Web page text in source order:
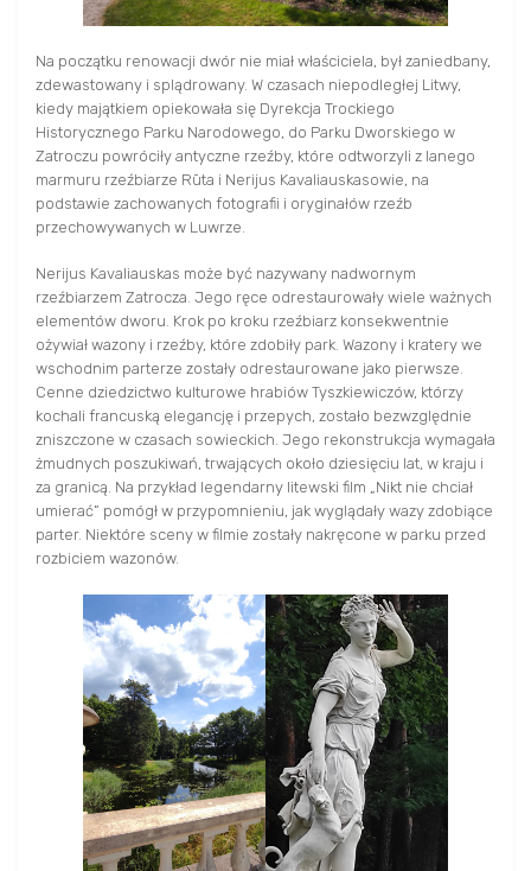
Na początku renowacji dwór nie miał właściciela, był zaniedbany,
zdewastowany i splądrowany. W czasach niepodległej Litwy,
kiedy majątkiem opiekowała się Dyrekcja Trockiego
Historycznego Parku Narodowego, do Parku Dworskiego w
Zatroczu powróciły antyczne rzeźby, które odtworzyli z lanego
marmuru rzeźbiarze Rūta i Nerijus Kavaliauskasowie, na
podstawie zachowanych fotografii i oryginałów rzeźb
przechowywanych w Luwrze.
Nerijus Kavaliauskas może być nazywany nadwornym
rzeźbiarzem Zatrocza. Jego ręce odrestaurowały wiele ważnych
elementów dworu. Krok po kroku rzeźbiarz konsekwentnie
ożywiał wazony i rzeźby, które zdobiły park. Wazony i kratery we
wschodnim parterze zostały odrestaurowane jako pierwsze.
Cenne dziedzictwo kulturowe hrabiów Tyszkiewiczów, którzy
kochali francuską elegancję i przepych, zostało bezwzględnie
zniszczone w czasach sowieckich. Jego rekonstrukcja wymagała
żmudnych poszukiwań, trwających około dziesięciu lat, w kraju i
za granicą. Na przykład legendarny litewski film „Nikt nie chciał
umierać” pomógł w przypomnieniu, jak wyglądały wazy zdobiące
parter. Niektóre sceny w filmie zostały nakręcone w parku przed
rozbiciem wazonów.